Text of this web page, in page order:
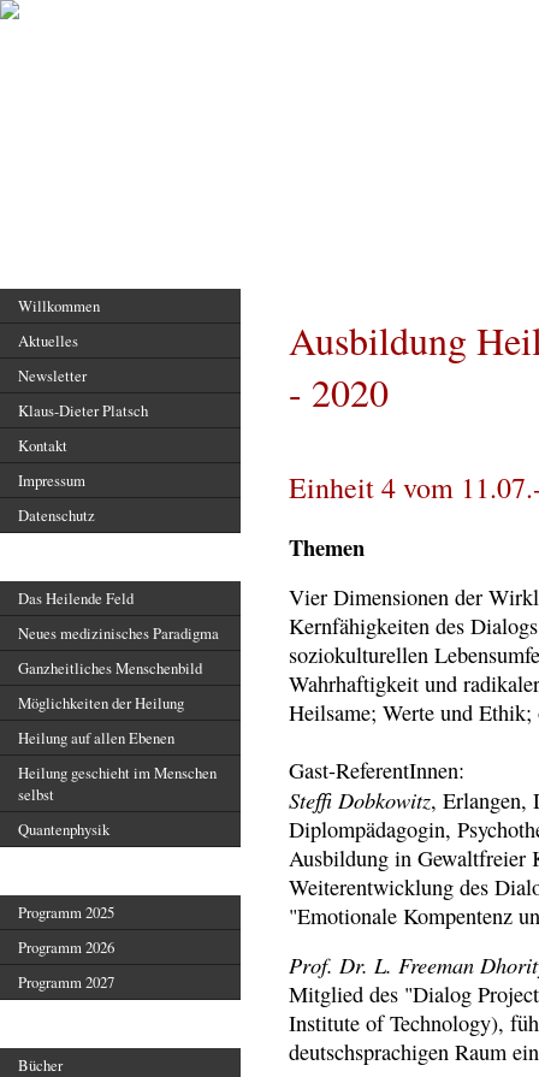
Ausbildung
- 2020
Einheit 4 vom
Themen
Vier Dimensionen der
Kernfähigkeiten des
soziokulturellen
Wahrhaftigkeit und
Heilsame; Werte und Ethik;
Gast-ReferentInnen:
Steffi Dobkowitz, Erlangen,
Diplompädagogin,
Ausbildung in Gewaltfreier
Weiterentwicklung des
"Emotionale Kompentenz
Prof. Dr. L. Freeman
Mitglied des "Dialog
Institute of Technology),
deutschsprachigen Raum
Willkommen
Aktuelles
Newsletter
Klaus-Dieter Platsch
Kontakt
Impressum
Datenschutz
Das Heilende Feld
Neues medizinisches Paradigma
Ganzheitliches Menschenbild
Möglichkeiten der Heilung
Heilung auf allen Ebenen
Heilung geschieht im Menschen
selbst
Quantenphysik
Programm 2025
Programm 2026
Programm 2027
Bücher